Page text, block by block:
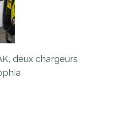
deux chargeurs